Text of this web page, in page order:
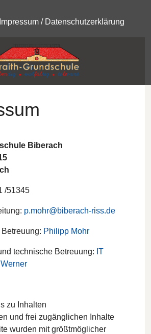
Impressum / Datenschutzerklärung
Biberach
/51345
p.mohr@biberach-riss.de
Philipp Mohr
technische Betreuung: IT
zu Inhalten
und frei zugänglichen Inhalte
wurden mit größtmöglicher